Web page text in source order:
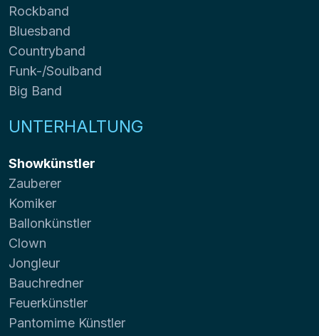
Rockband
Bluesband
Countryband
Funk-/Soulband
Big Band
UNTERHALTUNG
Showkünstler
Zauberer
Komiker
Ballonkünstler
Clown
Jongleur
Bauchredner
Feuerkünstler
Pantomime Künstler